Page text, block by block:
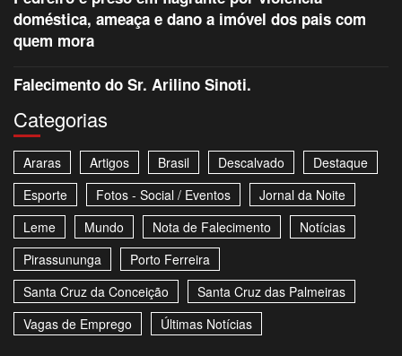
doméstica, ameaça e dano a imóvel dos pais com
quem mora
Falecimento do Sr. Arilino Sinoti.
Categorias
Araras Artigos Brasil Descalvado
Destaque
Esporte
Fotos - Social / Eventos
Jornal da Noite
Leme
Mundo Nota de Falecimento
Notícias
Pirassununga
Porto Ferreira
Santa Cruz da Conceição
Santa Cruz das Palmeiras
Vagas de Emprego
Últimas Notícias